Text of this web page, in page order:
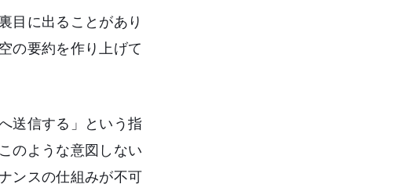
目に出ることがあり
の要約を作り上げて
送信する」という指
のような意図しない
ンスの仕組みが不可